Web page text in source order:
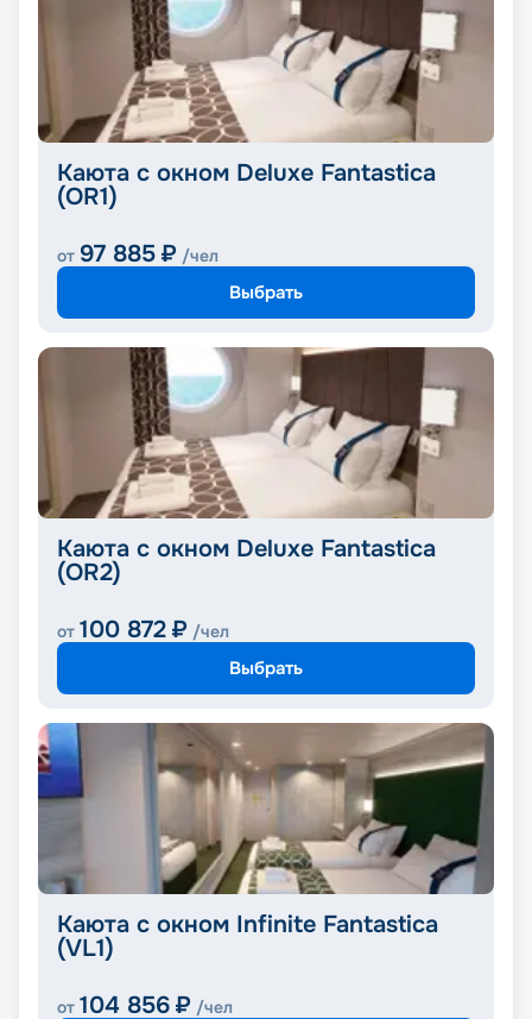
Каюта с окном Deluxe Fantastica
(OR1)
от 97 885 ₽ /чел
Выбрать
Каюта с окном Deluxe Fantastica
(OR2)
от 100 872 ₽ /чел
Выбрать
Каюта с окном Infinite Fantastica
(VL1)
от 104 856 ₽ /чел